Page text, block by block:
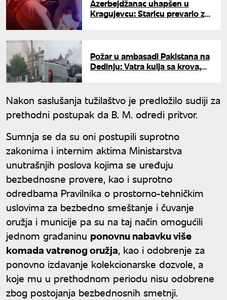
Azerbejdžanac uhapšen u
Kragujevcu: Staricu prevario za
Požar u ambasadi Pakistana na
Dedinju: Vatra kulja sa krova,
Nakon saslušanja tužilaštvo je predložilo sudiji za
prethodni postupak da B. M. odredi pritvor.
Sumnja se da su oni postupili suprotno
zakonima i internim aktima Ministarstva
unutrašnjih poslova kojima se uređuju
bezbednosne provere, kao i suprotno
odredbama Pravilnika o prostorno-tehničkim
uslovima za bezbedno smeštanje i čuvanje
oružja i municije pa su na taj način omogućili
jednom građaninu ponovnu nabavku više
komada vatrenog oružja, kao i odobrenje za
ponovno izdavanje kolekcionarske dozvole, a
koje mu u prethodnom periodu nisu odobrene
zbog postojanja bezbednosnih smetnji.